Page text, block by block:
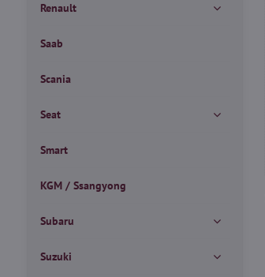
Renault
Saab
Scania
Seat
Smart
KGM / Ssangyong
Subaru
Suzuki